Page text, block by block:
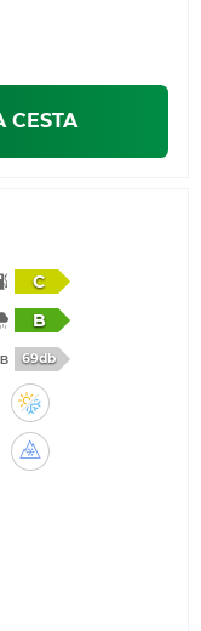
CESTA
C
B
69db